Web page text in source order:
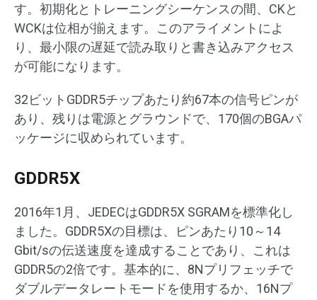
す。初期化とトレーニングシーケンスの間、CKと
WCKは位相が揃えます。このアライメントによ
り、最小限の遅延で読み取りと書き込みアクセス
が可能になります。
32ビットGDDR5チップあたり約67本の信号ピンが
あり、残りは電源とグラウンドで、170個のBGAパ
ッケージに収められています。
GDDR5X
2016年1月、JEDECはGDDR5X SGRAMを標準化し
ました。GDDR5Xの目標は、ピンあたり10～14
Gbit/sの伝送速度を達成することであり、これは
GDDR5の2倍です。基本的に、8Nプリフェッチで
ダブルデータレートモードを使用するか、16Nプ